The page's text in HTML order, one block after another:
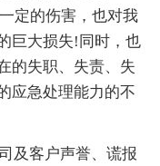
定的伤害，也对我
巨大损失!同时，也
的失职、失责、失
应急处理能力的不
及客户声誉、谎报